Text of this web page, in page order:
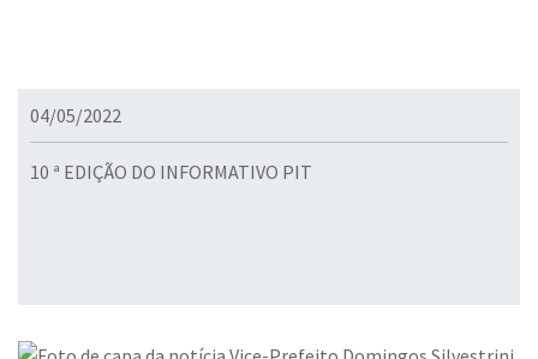
04/05/2022
10 ª EDIÇÃO DO INFORMATIVO PIT